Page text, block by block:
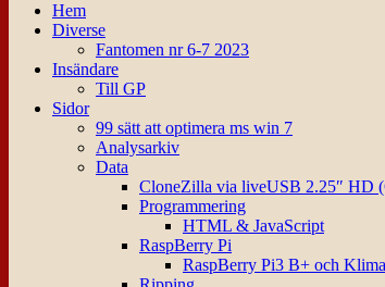
Hem
Diverse
Fantomen nr 6-7 2023
Insändare
Till GP
Sidor
99 sätt att optimera ms win 7
Analysarkiv
Data
CloneZilla via liveUSB 2.25″ HD
Programmering
HTML & JavaScript
RaspBerry Pi
RaspBerry Pi3 B+ och